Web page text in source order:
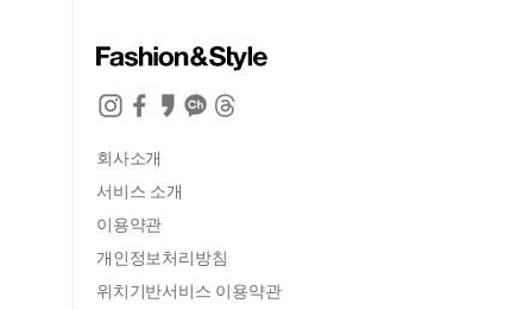
회사소개
서비스 소개
이용약관
개인정보처리방침
위치기반서비스 이용약관